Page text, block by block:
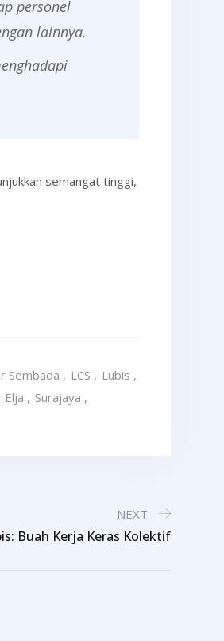
personel
lainnya.
semangat tinggi,
Sembada , LCS , Lubis ,
Elja , Surajaya ,
NEXT
Buah Kerja Keras Kolektif